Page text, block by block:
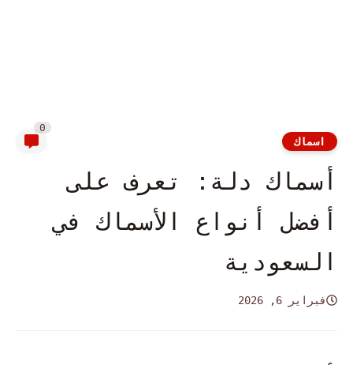
اسماك
0
أسماك دلة: تعرف على
أفضل أنواع الأسماك في
السعودية
فبراير 6, 2026